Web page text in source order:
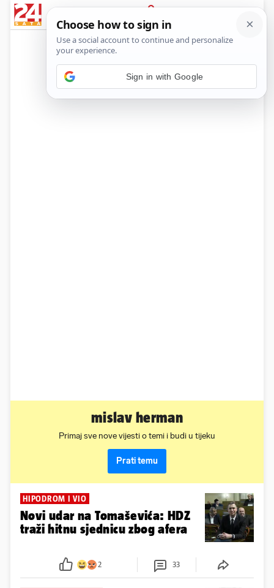
PRIJAVA
News
mislav herman
Primaj sve nove vijesti o temi i budi u tijeku
Prati temu
HIPODROM I VIO
Novi udar na Tomaševića: HDZ
traži hitnu sjednicu zbog afera
2 33